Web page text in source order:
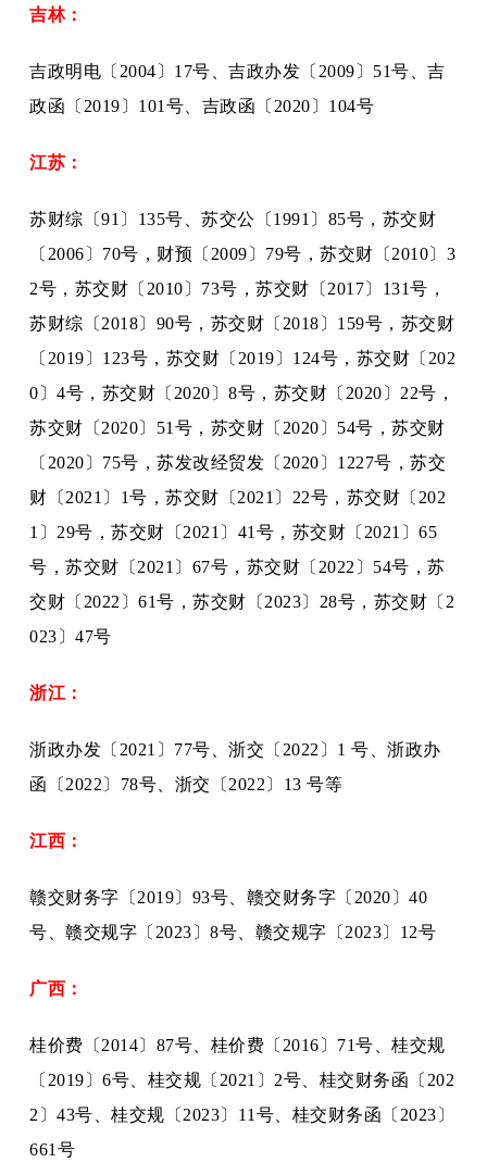
吉林：
吉政明电〔 2004〕17号、吉政办发〔2009〕51号、吉
政函〔2019〕101号、吉政函〔2020〕104号
江苏：
苏财综〔91〕135号、苏交公〔1991〕85号，苏交财
〔2006〕70号，财预〔2009〕79号，苏交财〔2010〕3
2号，苏交财〔2010〕73号，苏交财〔2017〕131号，
苏财综〔2018〕90号，苏交财〔2018〕159号，苏交财
〔2019〕123号，苏交财〔2019〕124号，苏交财〔202
0〕4号，苏交财〔2020〕8号，苏交财〔2020〕22号，
苏交财〔2020〕51号，苏交财〔2020〕54号，苏交财
〔2020〕75号，苏发改经贸发〔2020〕1227号，苏交
财〔2021〕1号，苏交财〔2021〕22号，苏交财〔202
1〕29号，苏交财〔2021〕41号，苏交财〔2021〕65
号，苏交财〔2021〕67号，苏交财〔2022〕54号，苏
交财〔2022〕61号，苏交财〔2023〕28号，苏交财〔2
023〕47号
浙江：
浙政办发〔 2021〕77号、浙交〔2022〕1 号、浙政办
函〔2022〕78号、浙交〔2022〕13 号等
江西：
赣交财务字〔 2019〕93号、赣交财务字〔2020〕40
号、赣交规字〔2023〕8号、赣交规字〔2023〕12号
广西：
桂价费〔 2014〕87号、桂价费〔2016〕71号、桂交规
〔2019〕6号、桂交规〔2021〕2号、桂交财务函〔202
2〕43号、桂交规〔2023〕11号、桂交财务函〔2023〕
661号